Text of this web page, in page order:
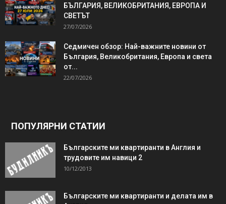
БЪЛГАРИЯ, ВЕЛИКОБРИТАНИЯ, ЕВРОПА И
СВЕТЪТ
27/07/2026
Седмичен обзор: Най-важните новини от
България, Великобритания, Европа и света
от...
22/07/2026
ПОПУЛЯРНИ СТАТИИ
Българските ми квартиранти в Англия и
трудовите им навици 2
10/12/2013
Българските ми квартиранти и делата им в